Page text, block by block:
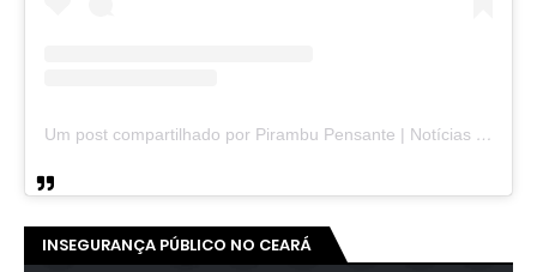
Um post compartilhado por Pirambu Pensante | Notícias & Entretenimento (@pirambupensante)
INSEGURANÇA PÚBLICO NO CEARÁ